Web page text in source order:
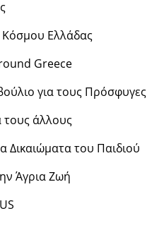
Κόσμου Ελλάδας
Greece
για τους Πρόσφυγες
τους άλλους
Δικαιώματα του Παιδιού
Άγρια Ζωή